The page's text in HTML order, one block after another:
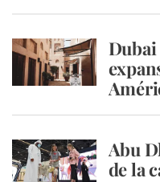
Abu
de la